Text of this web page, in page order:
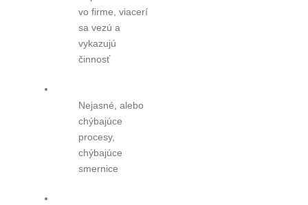
vo firme, viacerí
sa vezú a
vykazujú
činnosť
Nejasné, alebo
chýbajúce
procesy,
chýbajúce
smernice